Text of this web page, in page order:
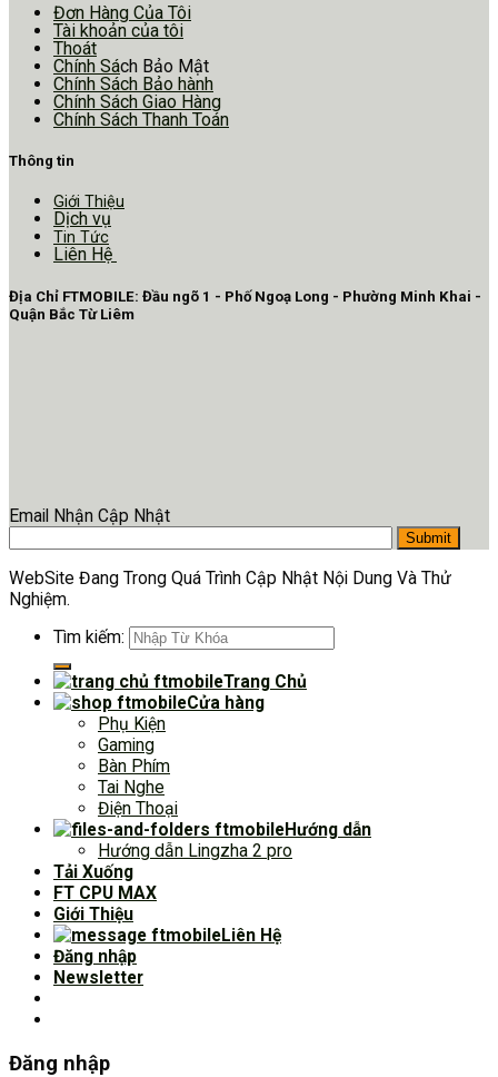
Đơn Hàng Của Tôi
Tài khoản của tôi
Thoát
Chính Sách Bảo Mật
Chính Sách Bảo hành
Chính Sách Giao Hàng
Chính Sách Thanh Toán
Thông tin
Giới Thiệu
Dịch vụ
Tin Tức
Liên Hệ
Địa Chỉ FTMOBILE: Đầu ngõ 1 - Phố Ngoạ Long - Phường Minh Khai -
Quận Bắc Từ Liêm
Email Nhận Cập Nhật
WebSite Đang Trong Quá Trình Cập Nhật Nội Dung Và Thử
Nghiệm.
Tìm kiếm:
Trang Chủ
Cửa hàng
Phụ Kiện
Gaming
Bàn Phím
Tai Nghe
Điện Thoại
Hướng dẫn
Hướng dẫn Lingzha 2 pro
Tải Xuống
FT CPU MAX
Giới Thiệu
Liên Hệ
Đăng nhập
Newsletter
Đăng nhập